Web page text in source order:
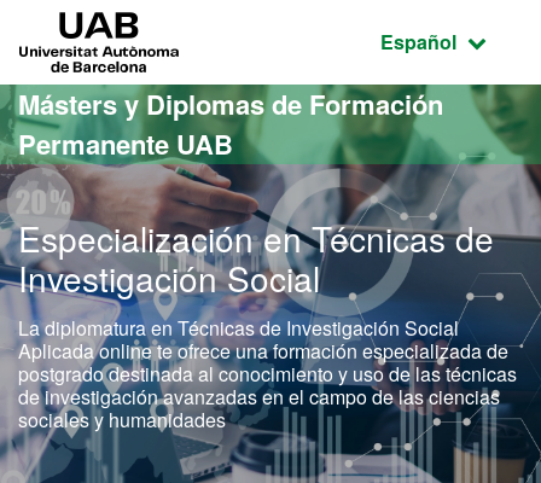
Acceso al contenido principal
Acceso a la navegación de la página
Idioma
Español
Másters y Diplomas de Formación
Permanente UAB
Especialización en Técnicas de
Investigación Social
La diplomatura en Técnicas de Investigación Social
Aplicada online te ofrece una formación especializada de
postgrado destinada al conocimiento y uso de las técnicas
de investigación avanzadas en el campo de las ciencias
sociales y humanidades